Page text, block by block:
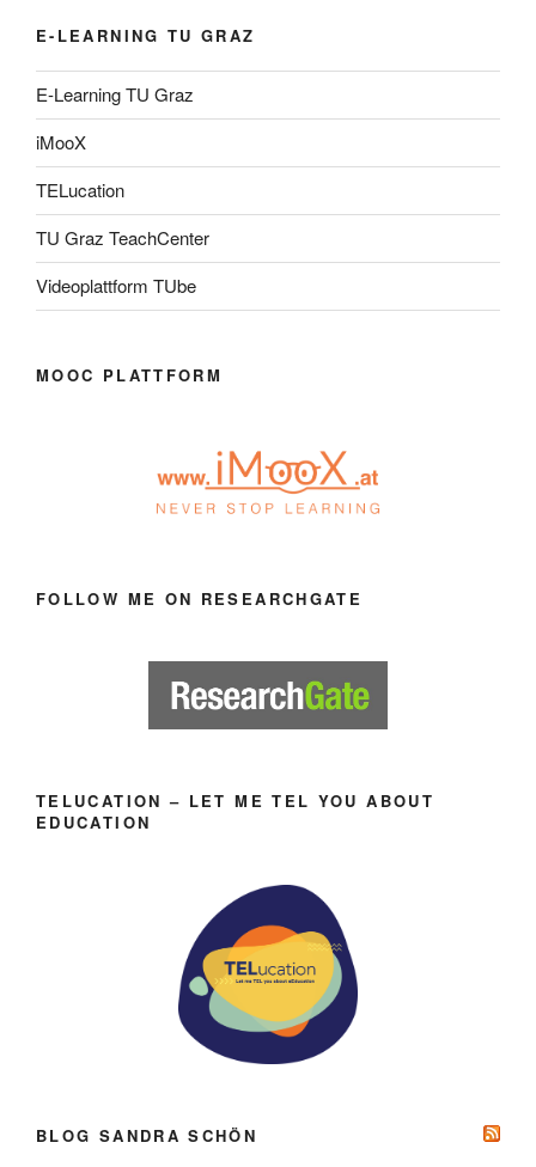
E-LEARNING TU GRAZ
E-Learning TU Graz
iMooX
TELucation
TU Graz TeachCenter
Videoplattform TUbe
MOOC PLATTFORM
FOLLOW ME ON RESEARCHGATE
TELUCATION – LET ME TEL YOU ABOUT
EDUCATION
BLOG SANDRA SCHÖN